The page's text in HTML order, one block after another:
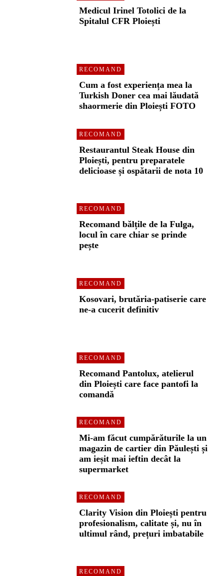
Medicul Irinel Totolici de la
Spitalul CFR Ploiești
RECOMAND
Cum a fost experiența mea la
Turkish Doner cea mai lăudată
shaormerie din Ploiești FOTO
RECOMAND
Restaurantul Steak House din
Ploiești, pentru preparatele
delicioase și ospătarii de nota 10
RECOMAND
Recomand bălțile de la Fulga,
locul în care chiar se prinde
pește
RECOMAND
Kosovari, brutăria-patiserie care
ne-a cucerit definitiv
RECOMAND
Recomand Pantolux, atelierul
din Ploiești care face pantofi la
comandă
RECOMAND
Mi-am făcut cumpărăturile la un
magazin de cartier din Păulești și
am ieșit mai ieftin decât la
supermarket
RECOMAND
Clarity Vision din Ploiești pentru
profesionalism, calitate și, nu în
ultimul rând, prețuri imbatabile
RECOMAND